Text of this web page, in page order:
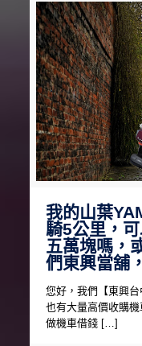
我的山葉
騎5公里，
五萬塊嗎，
們東興當舖
您好，我們【東興
也有大量高價收購
做機車借錢 […]